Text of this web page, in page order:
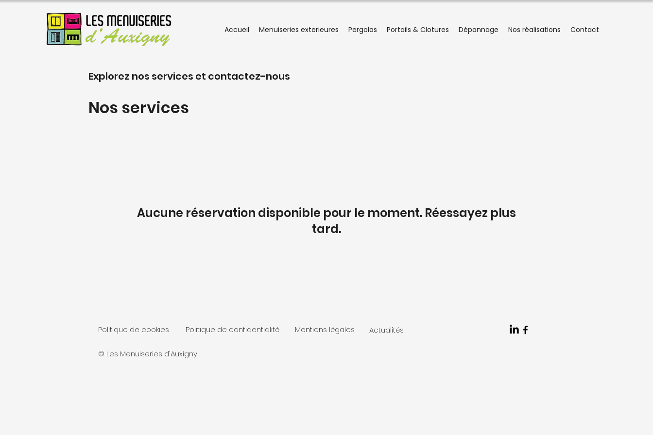
Accueil Menuiseries exterieures Pergolas Portails & Clotures Dépannage Nos réalisations Contact
Explorez nos services et contactez-nous
Nos services
Aucune réservation disponible pour le moment. Réessayez plus
tard.
Politique de cookies Politique de confidentialité Mentions légales Actualités
© Les Menuiseries d'Auxigny